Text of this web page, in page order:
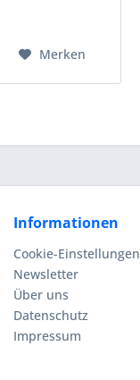
Merken
Informationen
Cookie-Einstellungen
Newsletter
Über uns
Datenschutz
Impressum